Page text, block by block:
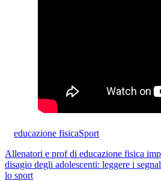
educazione fisicaSport
Allenatori e prof di educazione fisica
disagio degli adolescenti: leggere i
lo sport